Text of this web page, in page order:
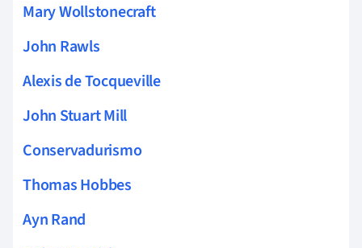
Mary Wollstonecraft
John Rawls
Alexis de Tocqueville
John Stuart Mill
Conservadurismo
Thomas Hobbes
Ayn Rand